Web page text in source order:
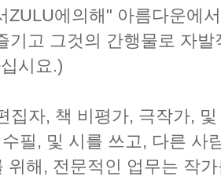
ZULU에의해" 아름다운에
기고 그것의 간행물로 자
시요.)
집자, 책 비평가, 극작가,
필, 및 시를 쓰고, 다른 사
위해, 전문적인 업무는 작